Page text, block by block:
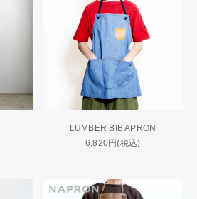
LUMBER BIB APRON
6,820円(税込)